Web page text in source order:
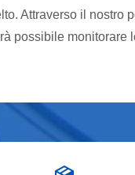
Attraverso il nostro
possibile monitorare